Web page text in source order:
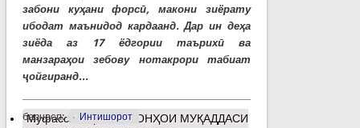
забони куҳани форсӣ, макони зиёрату
ибодат маънидод кардаанд. Дар ин деҳа
зиёда аз 17 ёдгории таърихӣ ва
манзараҳои зебову нотакрори табиат
ҷойгиранд...
барчасп: Интишорот
Муфассалтаро МАКОНҲОИ МУҚАДДАСИ